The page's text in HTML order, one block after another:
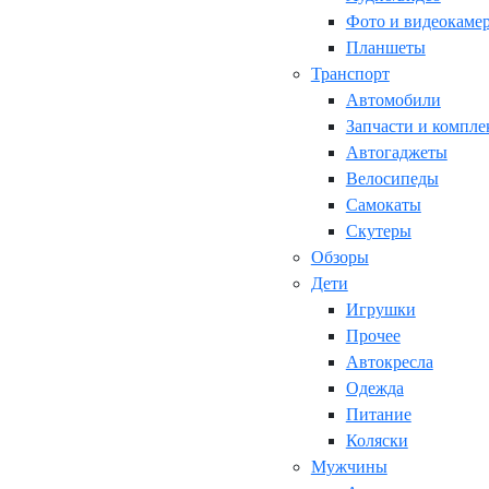
Фото и
Планшеты
Транспорт
Автомобили
Запчасти и
Автогаджеты
Велосипеды
Самокаты
Скутеры
Обзоры
Дети
Игрушки
Прочее
Автокресла
Одежда
Питание
Коляски
Мужчины